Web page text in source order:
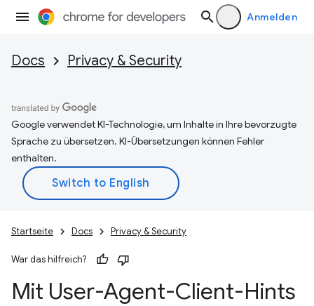
Anmelden
Docs Privacy & Security
Google verwendet KI-Technologie, um Inhalte in Ihre bevorzugte
Sprache zu übersetzen. KI-Übersetzungen können Fehler
enthalten.
Startseite Docs Privacy & Security
War das hilfreich?
Mit User-Agent-Client-Hints